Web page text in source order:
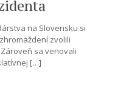
na Slovensku si
zvolili
sa venovali
[…]